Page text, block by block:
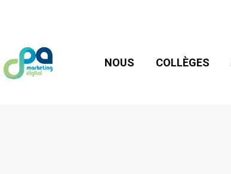
NOUS COLLÈGES